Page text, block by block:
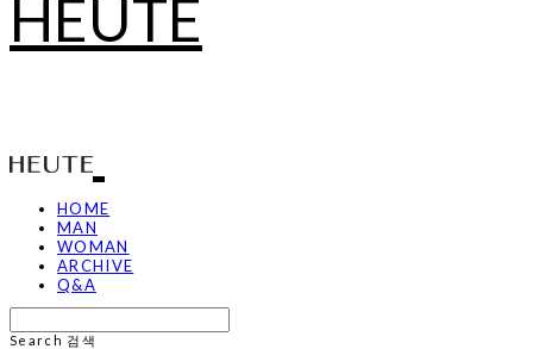
HEUTE
HOME
MAN
WOMAN
ARCHIVE
Q&A
Search 검색